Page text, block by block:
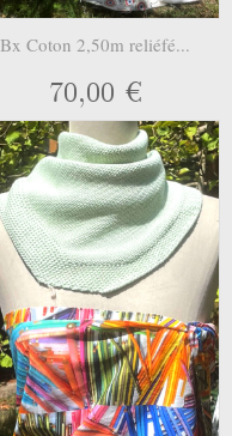
Bx Coton 2,50m reliéfé...
70,00 €